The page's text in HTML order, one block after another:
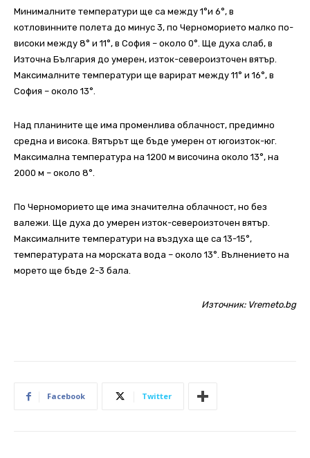
Минималните температури ще са между 1°и 6°, в
котловинните полета до минус 3, по Черноморието малко по-
високи между 8° и 11°, в София – около 0°. Ще духа слаб, в
Източна България до умерен, изток-североизточен вятър.
Максималните температури ще варират между 11° и 16°, в
София – около 13°.
Над планините ще има променлива облачност, предимно
средна и висока. Вятърът ще бъде умерен от югоизток-юг.
Максимална температура на 1200 м височина около 13°, на
2000 м – около 8°.
По Черноморието ще има значителна облачност, но без
валежи. Ще духа до умерен изток-североизточен вятър.
Максималните температури на въздуха ще са 13-15°,
температурата на морската вода – около 13°. Вълнението на
морето ще бъде 2-3 бала.
Източник: Vremeto.bg
Facebook Twitter